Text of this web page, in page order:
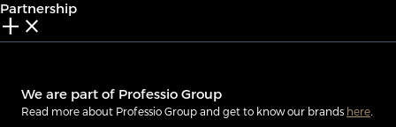
Partnership
add_2 close
We are part of Professio Group
Read more about Professio Group and get to know our brands here.